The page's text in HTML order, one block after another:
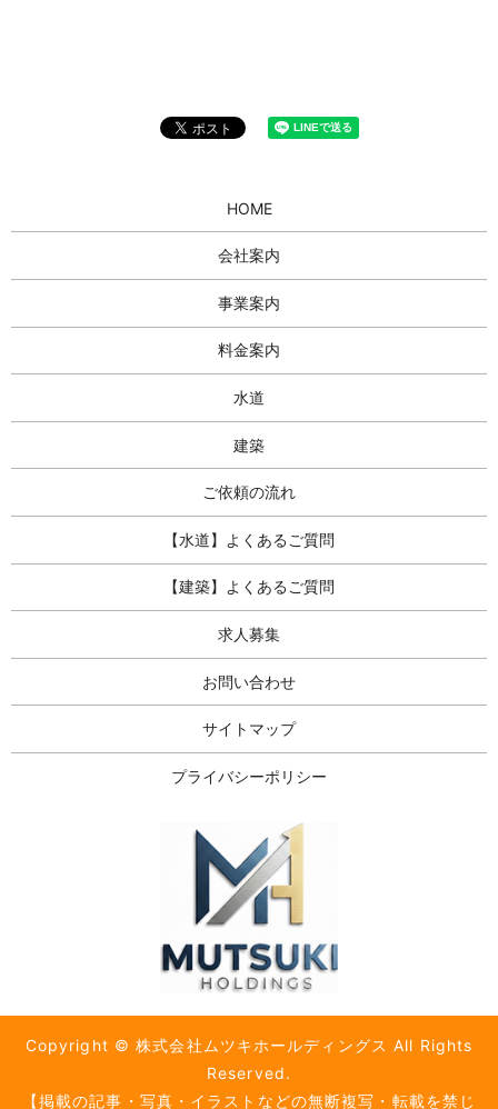
HOME
会社案内
事業案内
料金案内
水道
建築
ご依頼の流れ
【水道】よくあるご質問
【建築】よくあるご質問
求人募集
お問い合わせ
サイトマップ
プライバシーポリシー
Copyright © 株式会社ムツキホールディングス All Rights
Reserved.
【掲載の記事・写真・イラストなどの無断複写・転載を禁じ